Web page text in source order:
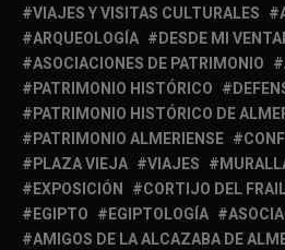
VIAJES Y VISITAS CULTURALES
ARQUEOLOGÍA
DESDE MI
ASOCIACIONES DE PATRIMONIO
PATRIMONIO HISTÓRICO
PATRIMONIO HISTÓRICO DE
PATRIMONIO ALMERIENSE
PLAZA VIEJA
VIAJES
EXPOSICIÓN
CORTIJO DEL
EGIPTO
EGIPTOLOGÍA
AMIGOS DE LA ALCAZABA DE